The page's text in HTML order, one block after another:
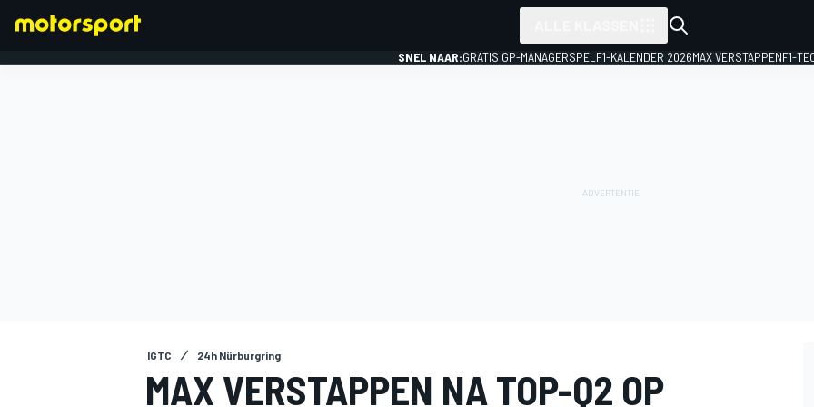
SNEL NAAR:GRATIS GP-MANAGERSPEL F1-KALENDER 2026MAX VERSTAPPENF1-
IGTC 24h Nürburgring
MAX VERSTAPPEN NA TOP-Q2 OP